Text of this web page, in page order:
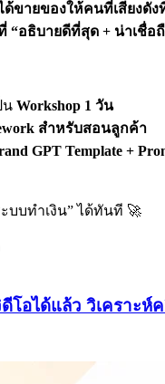
ด้ขายของให้คนที่เสียงดัง
“อธิบายดีที่สุด + น่าเชื่อ
น Workshop 1 วัน
สำหรับสอนลูกค้า
GPT Template +
บบทำเงิน” ได้ทันที 🚀
ดีโอได้แล้ว วิเคราะ